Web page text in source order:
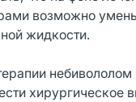
возможно
жидкости.
небивололом
хирургическое